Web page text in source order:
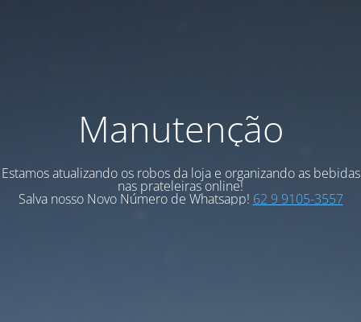
Manutenção
Estamos atualizando os robos da loja e organizando as bebidas
nas prateleiras online!
Salva nosso Novo Número de Whatsapp! 62 9 9105-3557